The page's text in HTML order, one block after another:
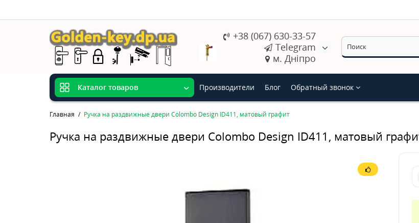
+38 (067) 630-33-57
Telegram
м. Дніпро
Каталог товаров Производители Блог Обратный звонок
Главная Ручка на раздвижные двери Colombo Design ID411, матовый графит
Ручка на раздвижные двери Colombo Design ID411, матовый